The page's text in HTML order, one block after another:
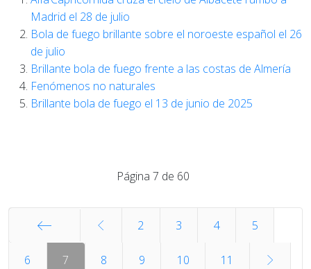
Madrid el 28 de julio
Bola de fuego brillante sobre el noroeste español el 26
de julio
Brillante bola de fuego frente a las costas de Almería
Fenómenos no naturales
Brillante bola de fuego el 13 de junio de 2025
Página 7 de 60
2 3 4 5
6 7 8 9 10 11